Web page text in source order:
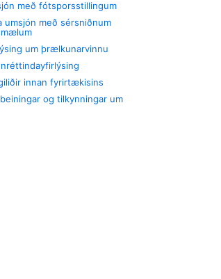
með fótsporsstillingum
umsjón með sérsniðnum
um þrælkunarvinnu
innan fyrirtækisins
og tilkynningar um